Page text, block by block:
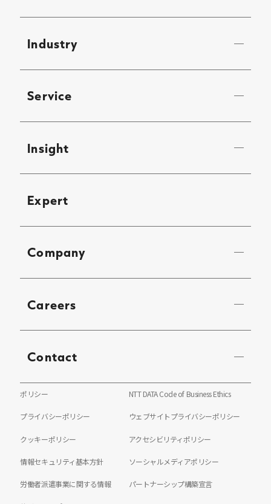
Industry
Service
Insight
Expert
Company
Careers
Contact
ポリシー NTT DATA Code of Business Ethics
プライバシーポリシー ウェブサイトプライバシーポリシー
クッキーポリシー アクセシビリティポリシー
情報セキュリティ基本方針 ソーシャルメディアポリシー
労働者派遣事業に関する情報 パートナーシップ構築宣言